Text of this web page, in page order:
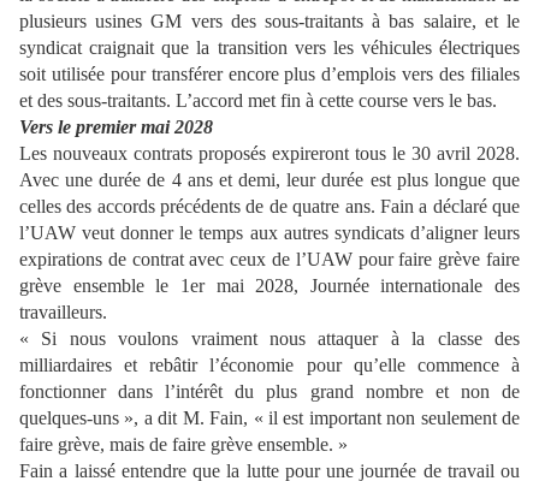
plusieurs usines GM vers des sous-traitants à bas salaire, et le
syndicat craignait que la transition vers les véhicules électriques
soit utilisée pour transférer encore plus d’emplois vers des filiales
et des sous-traitants. L’accord met fin à cette course vers le bas.
Vers le premier mai 2028
Les nouveaux contrats proposés expireront tous le 30 avril 2028.
Avec une durée de 4 ans et demi, leur durée est plus longue que
celles des accords précédents de de quatre ans. Fain a déclaré que
l’UAW veut donner le temps aux autres syndicats d’aligner leurs
expirations de contrat avec ceux de l’UAW pour faire grève faire
grève ensemble le 1er mai 2028, Journée internationale des
travailleurs.
« Si nous voulons vraiment nous attaquer à la classe des
milliardaires et rebâtir l’économie pour qu’elle commence à
fonctionner dans l’intérêt du plus grand nombre et non de
quelques-uns », a dit M. Fain, « il est important non seulement de
faire grève, mais de faire grève ensemble. »
Fain a laissé entendre que la lutte pour une journée de travail ou